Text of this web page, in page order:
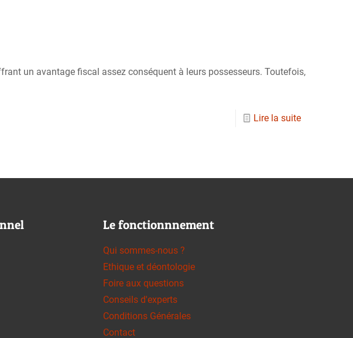
un avantage fiscal assez conséquent à leurs possesseurs. Toutefois,
Lire la suite
Le fonctionnnement
Qui sommes-nous ?
Ethique et déontologie
Foire aux questions
Conseils d'experts
Conditions Générales
Contact